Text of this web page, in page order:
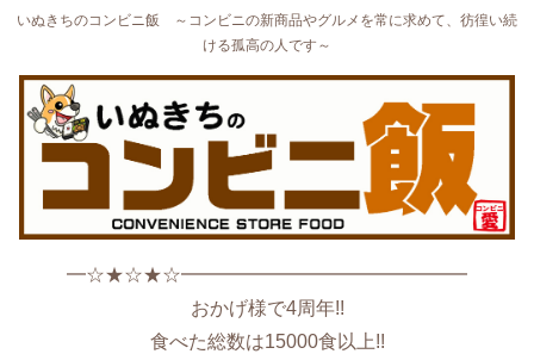
いぬきちのコンビニ飯 ～コンビニの新商品やグルメを常に求めて、彷徨い続
ける孤高の人です～
━☆★☆★☆━━━━━━━━━━━━━━━
おかげ様で4周年!!
食べた総数は15000食以上!!